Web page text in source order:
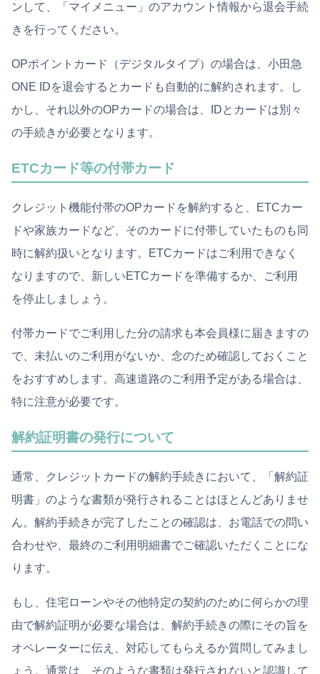
ンして、「マイメニュー」のアカウント情報から退会手続
きを行ってください。
OPポイントカード（デジタルタイプ）の場合は、小田急
ONE IDを退会するとカードも自動的に解約されます。し
かし、それ以外のOPカードの場合は、IDとカードは別々
の手続きが必要となります。
ETCカード等の付帯カード
クレジット機能付帯のOPカードを解約すると、ETCカー
ドや家族カードなど、そのカードに付帯していたものも同
時に解約扱いとなります。ETCカードはご利用できなく
なりますので、新しいETCカードを準備するか、ご利用
を停止しましょう。
付帯カードでご利用した分の請求も本会員様に届きますの
で、未払いのご利用がないか、念のため確認しておくこと
をおすすめします。高速道路のご利用予定がある場合は、
特に注意が必要です。
解約証明書の発行について
通常、クレジットカードの解約手続きにおいて、「解約証
明書」のような書類が発行されることはほとんどありませ
ん。解約手続きが完了したことの確認は、お電話での問い
合わせや、最終のご利用明細書でご確認いただくことにな
ります。
もし、住宅ローンやその他特定の契約のために何らかの理
由で解約証明が必要な場合は、解約手続きの際にその旨を
オペレーターに伝え、対応してもらえるか質問してみまし
ょう。通常は、そのような書類は発行されないと認識して